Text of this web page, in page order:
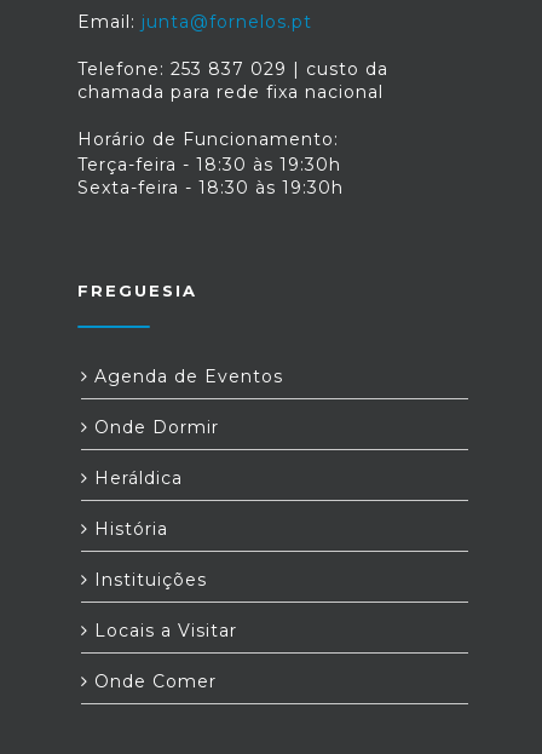
Email: junta@fornelos.pt
Telefone: 253 837 029 | custo da
chamada para rede fixa nacional
Horário de Funcionamento:
Terça-feira - 18:30 às 19:30h
Sexta-feira - 18:30 às 19:30h
FREGUESIA
Agenda de Eventos
Onde Dormir
Heráldica
História
Instituições
Locais a Visitar
Onde Comer